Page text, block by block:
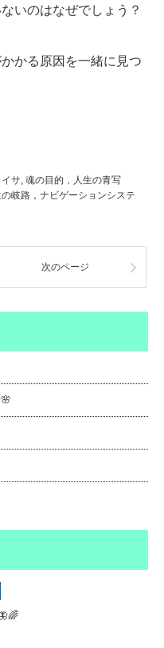
いのはなぜでしょう？
かる原因を一緒に見つ
イサ, 魂の目的，人生の青写
岐路，ナビゲーションシステ
次のページ